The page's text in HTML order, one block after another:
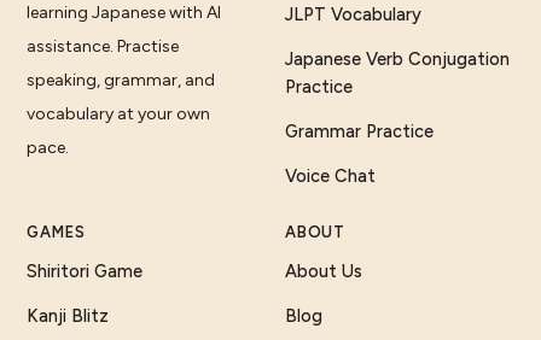
learning Japanese with AI
assistance. Practise
speaking, grammar, and
vocabulary at your own
pace.
JLPT Vocabulary
Japanese Verb Conjugation
Practice
Grammar Practice
Voice Chat
GAMES
Shiritori Game
Kanji Blitz
ABOUT
About Us
Blog